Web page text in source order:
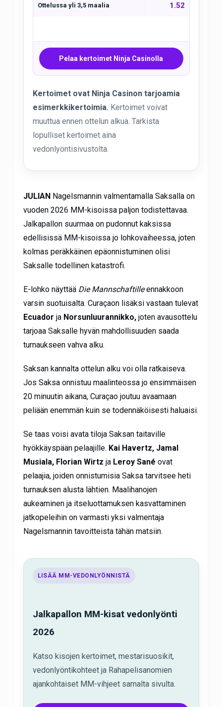
Ottelussa yli 3,5 maalia 1.52
Pelaa kertoimet Ninja Casinolla
Kertoimet ovat Ninja Casinon tarjoamia
esimerkkikertoimia. Kertoimet voivat
muuttua ennen ottelun alkua. Tarkista
lopulliset kertoimet aina
vedonlyöntisivustolta.
JULIAN Nagelsmannin valmentamalla Saksalla on
vuoden 2026 MM-kisoissa paljon todistettavaa.
Jalkapallon suurmaa on pudonnut kaksissa
edellisissä MM-kisoissa jo lohkovaiheessa, joten
kolmas peräkkäinen epäonnistuminen olisi
Saksalle todellinen katastrofi.
E-lohko näyttää Die Mannschaftilleennakkoon
varsin suotuisalta. Curaçaon lisäksi vastaan tulevat
Ecuador ja Norsunluurannikko,joten avausottelu
tarjoaa Saksalle hyvän mahdollisuuden saada
turnaukseen vahva alku.
Saksan kannalta ottelun alku voi olla ratkaiseva.
Jos Saksa onnistuu maalinteossa jo ensimmäisen
20 minuutin aikana, Curaçao joutuu avaamaan
peliään enemmän kuin se todennäköisesti haluaisi.
Se taas voisi avata tiloja Saksan taitaville
hyökkäyspään pelaajille. Kai Havertz, Jamal
Musiala, Florian Wirtz ja Leroy Sané ovat
pelaajia, joiden onnistumisia Saksa tarvitsee heti
turnauksen alusta lähtien. Maalihanojen
aukeaminen ja itseluottamuksen kasvattaminen
jatkopeleihin on varmasti yksi valmentaja
Nagelsmannin tavoitteista tähän matsiin.
LISÄÄ MM-VEDONLYÖNNISTÄ
Jalkapallon MM-kisat vedonlyönti
2026
Katso kisojen kertoimet, mestarisuosikit,
vedonlyöntikohteet ja Rahapelisanomien
ajankohtaiset MM-vihjeet samalta sivulta.